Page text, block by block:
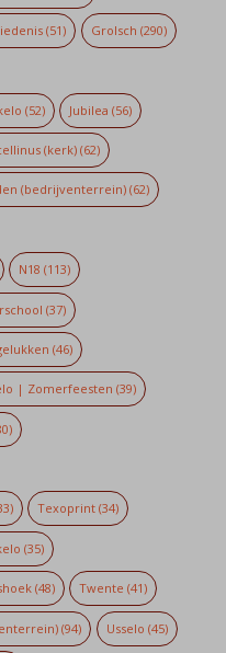
(51) Grolsch (290)
(52) Jubilea (56)
(kerk)(62)
(bedrijventerrein)(62)
N18 (113)
(37)
(46)
| Zomerfeesten (39)
Texoprint (34)
(35)
(48) Twente (41)
(94) Usselo (45)